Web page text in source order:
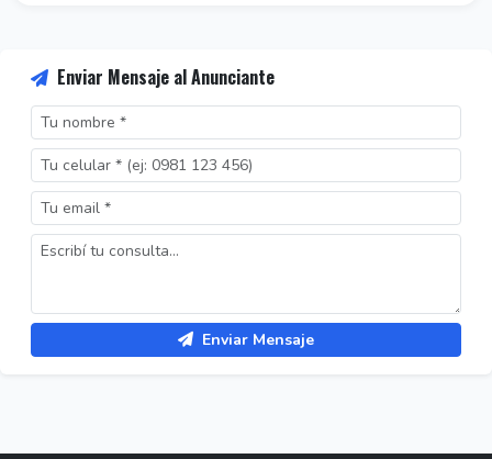
Enviar Mensaje al Anunciante
Enviar Mensaje